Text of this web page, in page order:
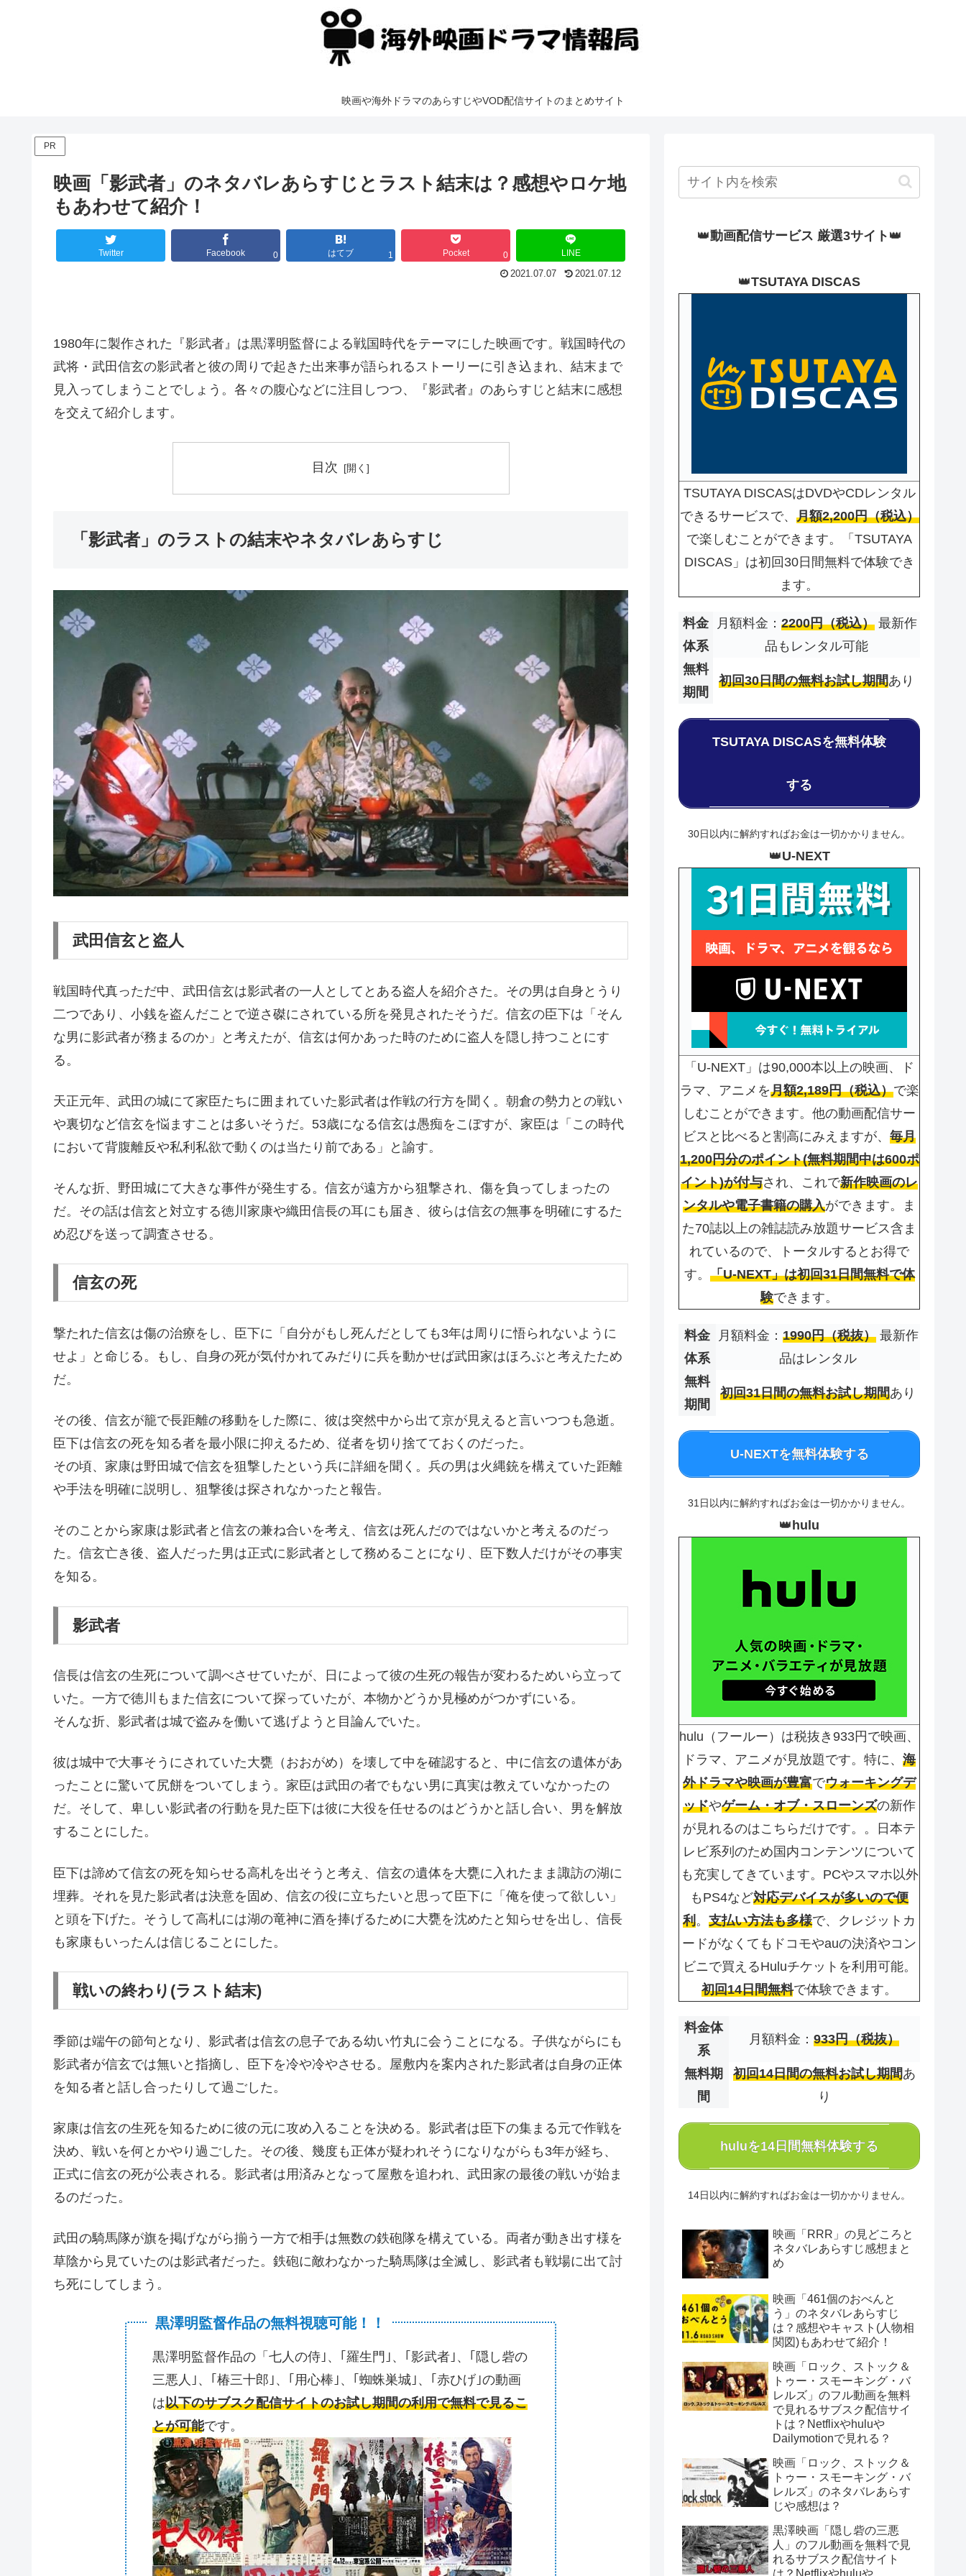
映画や海外ドラマのあらすじやVOD配信サイトのまとめサイト
PR
映画「影武者」のネタバレあらすじとラスト結末は？感想やロケ地
もあわせて紹介！
Twitter Facebook 0 はてブ 1 Pocket 0 LINE
2021.07.07 2021.07.12
1980年に製作された『影武者』は黒澤明監督による戦国時代をテーマにした映画です。戦国時代の
武将・武田信玄の影武者と彼の周りで起きた出来事が語られるストーリーに引き込まれ、結末まで
見入ってしまうことでしょう。各々の腹心などに注目しつつ、『影武者』のあらすじと結末に感想
を交えて紹介します。
目次
「影武者」のラストの結末やネタバレあらすじ
武田信玄と盗人
戦国時代真っただ中、武田信玄は影武者の一人としてとある盗人を紹介さた。その男は自身とうり
二つであり、小銭を盗んだことで逆さ磔にされている所を発見されたそうだ。信玄の臣下は「そん
な男に影武者が務まるのか」と考えたが、信玄は何かあった時のために盗人を隠し持つことにす
る。
天正元年、武田の城にて家臣たちに囲まれていた影武者は作戦の行方を聞く。朝倉の勢力との戦い
や裏切など信玄を悩ますことは多いそうだ。53歳になる信玄は愚痴をこぼすが、家臣は「この時代
において背腹離反や私利私欲で動くのは当たり前である」と諭す。
そんな折、野田城にて大きな事件が発生する。信玄が遠方から狙撃され、傷を負ってしまったの
だ。その話は信玄と対立する徳川家康や織田信長の耳にも届き、彼らは信玄の無事を明確にするた
め忍びを送って調査させる。
信玄の死
撃たれた信玄は傷の治療をし、臣下に「自分がもし死んだとしても3年は周りに悟られないように
せよ」と命じる。もし、自身の死が気付かれてみだりに兵を動かせば武田家はほろぶと考えたため
だ。
その後、信玄が籠で長距離の移動をした際に、彼は突然中から出て京が見えると言いつつも急逝。
臣下は信玄の死を知る者を最小限に抑えるため、従者を切り捨てておくのだった。
その頃、家康は野田城で信玄を狙撃したという兵に詳細を聞く。兵の男は火縄銃を構えていた距離
や手法を明確に説明し、狙撃後は探されなかったと報告。
そのことから家康は影武者と信玄の兼ね合いを考え、信玄は死んだのではないかと考えるのだっ
た。信玄亡き後、盗人だった男は正式に影武者として務めることになり、臣下数人だけがその事実
を知る。
影武者
信長は信玄の生死について調べさせていたが、日によって彼の生死の報告が変わるためいら立って
いた。一方で徳川もまた信玄について探っていたが、本物かどうか見極めがつかずにいる。
そんな折、影武者は城で盗みを働いて逃げようと目論んでいた。
彼は城中で大事そうにされていた大甕（おおがめ）を壊して中を確認すると、中に信玄の遺体があ
ったことに驚いて尻餅をついてしまう。家臣は武田の者でもない男に真実は教えていなかったの
だ。そして、卑しい影武者の行動を見た臣下は彼に大役を任せるのはどうかと話し合い、男を解放
することにした。
臣下は諦めて信玄の死を知らせる高札を出そうと考え、信玄の遺体を大甕に入れたまま諏訪の湖に
埋葬。それを見た影武者は決意を固め、信玄の役に立ちたいと思って臣下に「俺を使って欲しい」
と頭を下げた。そうして高札には湖の竜神に酒を捧げるために大甕を沈めたと知らせを出し、信長
も家康もいったんは信じることにした。
戦いの終わり(ラスト結末)
季節は端午の節句となり、影武者は信玄の息子である幼い竹丸に会うことになる。子供ながらにも
影武者が信玄では無いと指摘し、臣下を冷や冷やさせる。屋敷内を案内された影武者は自身の正体
を知る者と話し合ったりして過ごした。
家康は信玄の生死を知るために彼の元に攻め入ることを決める。影武者は臣下の集まる元で作戦を
決め、戦いを何とかやり過ごした。その後、幾度も正体が疑われそうになりながらも3年が経ち、
正式に信玄の死が公表される。影武者は用済みとなって屋敷を追われ、武田家の最後の戦いが始ま
るのだった。
武田の騎馬隊が旗を掲げながら揃う一方で相手は無数の鉄砲隊を構えている。両者が動き出す様を
草陰から見ていたのは影武者だった。鉄砲に敵わなかった騎馬隊は全滅し、影武者も戦場に出て討
ち死にしてしまう。
黒澤明監督作品の無料視聴可能！！
黒澤明監督作品の「七人の侍｣、｢羅生門｣、｢影武者｣、｢隠し砦の
三悪人｣、｢椿三十郎｣、｢用心棒｣、｢蜘蛛巣城｣、｢赤ひげ｣の動画
は以下のサブスク配信サイトのお試し期間の利用で無料で見るこ
とが可能です。
👑動画配信サービス 厳選3サイト 👑
👑TSUTAYA DISCAS
TSUTAYA DISCASはDVDやCDレンタル
できるサービスで、 月額2,200円（税込）
で楽しむことができます。「TSUTAYA
DISCAS」は初回30日間無料で体験でき
ます。
料金
体系
月額料金： 2200円（税込）最新作
品もレンタル可能
無料
期間
初回30日間の無料お試し期間あり
TSUTAYA DISCASを無料体験
する
30日以内に解約すればお金は一切かかりません。
👑U-NEXT
「U-NEXT」は90,000本以上の映画、ド
ラマ、アニメを月額2,189円（税込）で楽
しむことができます。他の動画配信サー
ビスと比べると割高にみえますが、 毎月
1,200円分のポイント(無料期間中は600ポ
イント)が付与され、これで新作映画のレ
ンタルや電子書籍の購入ができます。ま
た70誌以上の雑誌読み放題サービス含ま
れているので、トータルするとお得で
す。 「U-NEXT」は初回31日間無料で体
験できます。
料金
体系
月額料金： 1990円（税抜）最新作
品はレンタル
無料
期間
初回31日間の無料お試し期間あり
U-NEXTを無料体験する
31日以内に解約すればお金は一切かかりません。
👑hulu
hulu（フールー）は税抜き933円で映画、
ドラマ、アニメが見放題です。特に、 海
外ドラマや映画が豊富でウォーキングデ
ッドやゲーム・オブ・スローンズの新作
が見れるのはこちらだけです。。日本テ
レビ系列のため国内コンテンツについて
も充実してきています。PCやスマホ以外
もPS4など対応デバイスが多いので便
利。 支払い方法も多様で、クレジットカ
ードがなくてもドコモやauの決済やコン
ビニで買えるHuluチケットを利用可能。
初回14日間無料で体験できます。
料金体
系
月額料金： 933円（税抜）
無料期
間
初回14日間の無料お試し期間あ
り
huluを14日間無料体験する
14日以内に解約すればお金は一切かかりません。
映画「RRR」の見どころと
ネタバレあらすじ感想まと
め
映画「461個のおべんと
う」のネタバレあらすじ
は？感想やキャスト(人物相
関図)もあわせて紹介！
映画「ロック、ストック＆
トゥー・スモーキング・バ
レルズ」のフル動画を無料
で見れるサブスク配信サイ
トは？Netflixやhuluや
Dailymotionで見れる？
映画「ロック、ストック＆
トゥー・スモーキング・バ
レルズ」のネタバレあらす
じや感想は？
黒澤映画「隠し砦の三悪
人」のフル動画を無料で見
れるサブスク配信サイト